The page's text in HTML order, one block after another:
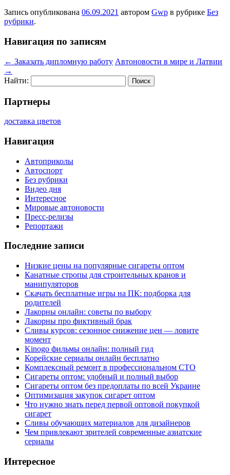
Запись опубликована 06.09.2021 автором Gwp в рубрике Без
рубрики.
Навигация по записям
← Заказать дипломную работу Автоновости в мире и Латвии
→
Найти:
Партнеры
доставка цветов
Навигация
Автоприколы
Автоспорт
Без рубрики
Видео дня
Интересное
Мировые автоновости
Пресс-релизы
Репортажи
Последние записи
Низкие цены на популярные сигареты оптом
Канатные стропы для строительных кранов и
манипуляторов
Скачать бесплатные игры на ПК: подборка для
родителей
Лакорны онлайн: советы по выбору
Лакорны про фиктивный брак
Сливы курсов: сезонное снижение цен — ловите
момент
Kinogo фильмы онлайн: полный гид
Корейские сериалы онлайн бесплатно
Комплексный ремонт в профессиональном СТО
Сигареты оптом: удобный и полный выбор
Сигареты оптом без предоплаты по всей Украине
Оптимизация закупок сигарет оптом
Что нужно знать перед первой оптовой покупкой
сигарет
Сливы обучающих материалов для дизайнеров
Чем привлекают зрителей современные азиатские
сериалы
Интересное